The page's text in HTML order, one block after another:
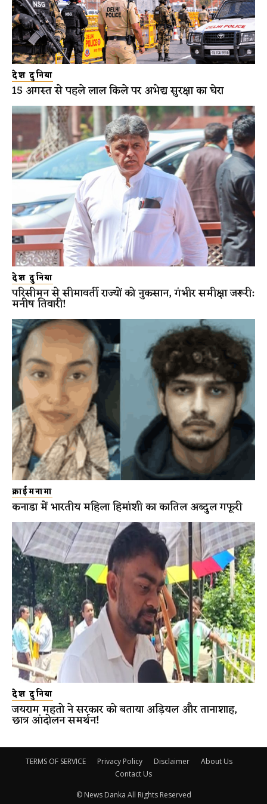
देश दुनिया
15 अगस्त से पहले लाल किले पर अभेद्य सुरक्षा का घेरा
देश दुनिया
परिसीमन से सीमावर्ती राज्यों को नुकसान, गंभीर समीक्षा जरूरी:
मनीष तिवारी!
क्राईमनामा
कनाडा में भारतीय महिला हिमांशी का कातिल अब्दुल गफूरी
देश दुनिया
जयराम महतो ने सरकार को बताया अड़ियल और तानाशाह,
छात्र आंदोलन समर्थन!
TERMS OF SERVICE Privacy Policy Disclaimer
About Us
Contact Us
© News Danka All Rights Reserved